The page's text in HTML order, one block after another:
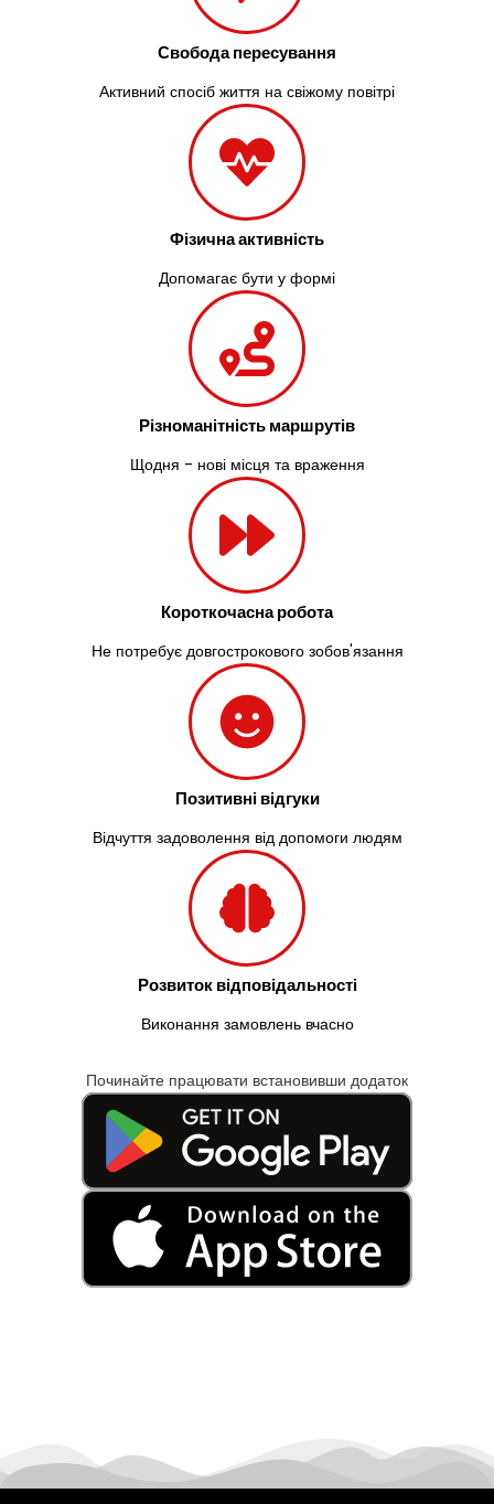
Свобода пересування
Активний спосіб життя на свіжому повітрі
Фізична активність
Допомагає бути у формі
Різноманітність маршрутів
Щодня - нові місця та враження
Короткочасна робота
Не потребує довгострокового зобов'язання
Позитивні відгуки
Відчуття задоволення від допомоги людям
Розвиток відповідальності
Виконання замовлень вчасно
Починайте працювати встановивши додаток